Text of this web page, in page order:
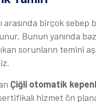
arasında birçok
Bunun yanında
sorunların temini
Çiğli otomatik
hizmet ön